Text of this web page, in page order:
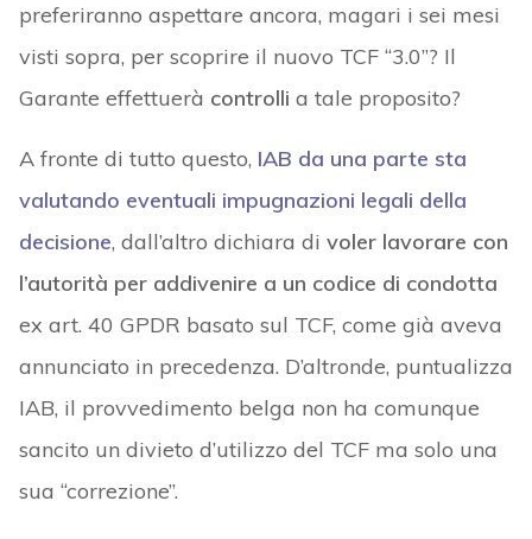
preferiranno aspettare ancora, magari i sei mesi
visti sopra, per scoprire il nuovo TCF “3.0”? Il
Garante effettuerà controlli a tale proposito?
A fronte di tutto questo, IAB da una parte sta
valutando eventuali impugnazioni legali della
decisione, dall’altro dichiara di voler lavorare con
l’autorità per addivenire a un codice di condotta
ex art. 40 GPDR basato sul TCF, come già aveva
annunciato in precedenza. D’altronde, puntualizza
IAB, il provvedimento belga non ha comunque
sancito un divieto d’utilizzo del TCF ma solo una
sua “correzione”.